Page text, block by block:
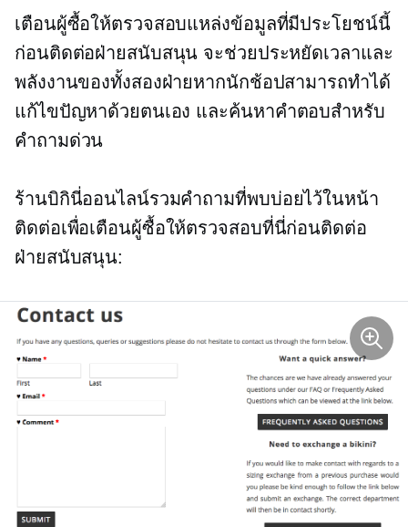
เตือนผู้ซื้อให้ตรวจสอบแหล่งข้อมูลที่มีประโยชน์นี้
ก่อนติดต่อฝ่ายสนับสนุน จะช่วยประหยัดเวลาและ
พลังงานของทั้งสองฝ่ายหากนักช้อปสามารถทำได้
แก้ไขปัญหาด้วยตนเอง และค้นหาคำตอบสำหรับ
คำถามด่วน
ร้านบิกินี่ออนไลน์รวมคำถามที่พบบ่อยไว้ในหน้า
ติดต่อเพื่อเตือนผู้ซื้อให้ตรวจสอบที่นี่ก่อนติดต่อ
ฝ่ายสนับสนุน: